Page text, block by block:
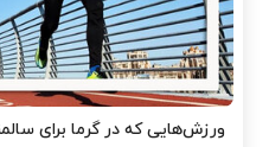
ورزش‌هایی که در گرما برای